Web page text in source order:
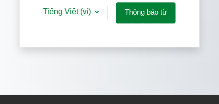
Tiếng Việt ‎(vi)‎
Thông báo từ